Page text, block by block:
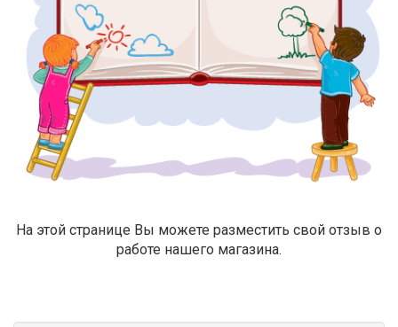
На этой странице Вы можете разместить свой отзыв о
работе нашего магазина.